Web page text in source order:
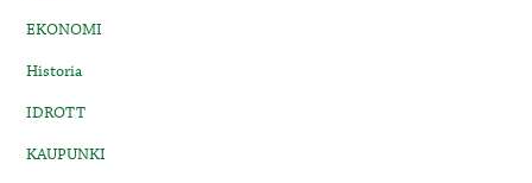
EKONOMI
Historia
IDROTT
KAUPUNKI